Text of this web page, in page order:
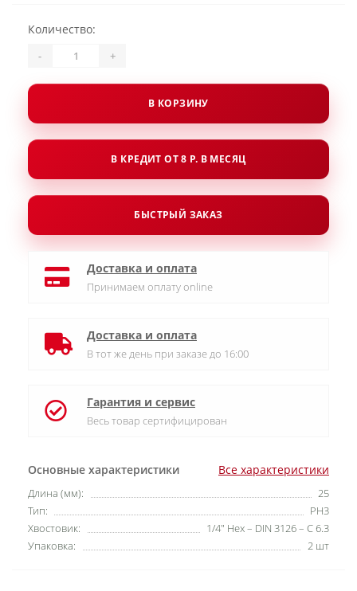
Основные характеристики Все характеристики
Длина (мм):
25
Тип:
PH3
Хвостовик:
1/4" Hex – DIN 3126 – C 6.3
Упаковка:
2 шт
Количество:
- +
В КОРЗИНУ
В КРЕДИТ ОТ 8 Р. В МЕСЯЦ
БЫСТРЫЙ ЗАКАЗ
Доставка и оплата
Принимаем оплату online
Доставка и оплата
В тот же день при заказе до 16:00
Гарантия и сервис
Весь товар сертифицирован